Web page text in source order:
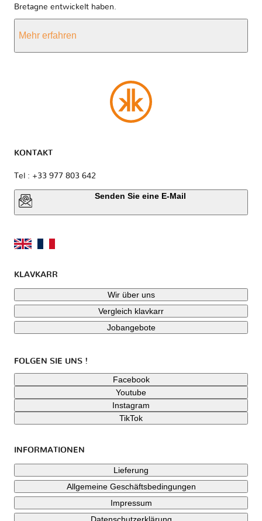
Bretagne entwickelt haben.
Mehr erfahren
KONTAKT
Tel : +33 977 803 642
Senden Sie eine E-Mail
KLAVKARR
Wir über uns
Vergleich klavkarr
Jobangebote
FOLGEN SIE UNS !
Facebook
Youtube
Instagram
TikTok
INFORMATIONEN
Lieferung
Allgemeine Geschäftsbedingungen
Impressum
Datenschutzerklärung